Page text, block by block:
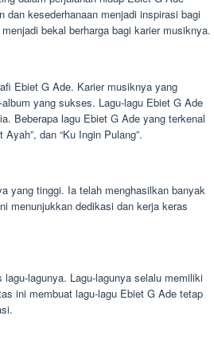
kesederhanaan menjadi inspirasi bagi
bekal berharga bagi karier musiknya.
Ebiet G Ade. Karier musiknya yang
yang sukses. Lagu-lagu Ebiet G Ade
Beberapa lagu Ebiet G Ade yang terkenal
dan “Ku Ingin Pulang”.
yang tinggi. Ia telah menghasilkan banyak
menunjukkan dedikasi dan kerja keras
lagunya. Lagu-lagunya selalu memiliki
ini membuat lagu-lagu Ebiet G Ade tetap